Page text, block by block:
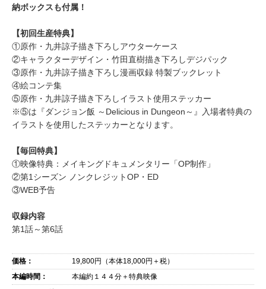
納ボックスも付属！
【初回生産特典】
​①原作・九井諒子描き下ろしアウターケース
​②キャラクターデザイン・竹田直樹描き下ろしデジパック
​③原作・九井諒子描き下ろし漫画収録 特製ブックレット
​④絵コンテ集
​⑤原作・九井諒子描き下ろしイラスト使用ステッカー
​※⑤は『ダンジョン飯 ～Delicious in Dungeon～』入場者特典の
イラストを使用したステッカーとなります。
【毎回特典】
​①映像特典：メイキングドキュメンタリー「OP制作」
②第1シーズン ノンクレジットOP・ED
​③WEB予告
​収録内容
​第1話～第6話
価格： 19,800円（本体18,000円＋税）
本編時間：
本編約１４４分＋特典映像